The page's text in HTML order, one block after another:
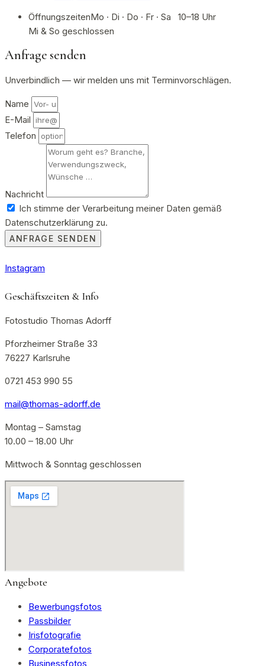
ÖffnungszeitenMo · Di · Do · Fr · Sa 10–18 Uhr
Mi & So geschlossen
Anfrage senden
Unverbindlich — wir melden uns mit Terminvorschlägen.
Name
E-Mail
Telefon
Nachricht
Ich stimme der Verarbeitung meiner Daten gemäß
Datenschutzerklärung zu.
ANFRAGE SENDEN
Instagram
Geschäftszeiten & Info
Fotostudio Thomas Adorff
Pforzheimer Straße 33
76227 Karlsruhe
0721 453 990 55
mail@thomas-adorff.de
Montag – Samstag
10.00 – 18.00 Uhr
Mittwoch & Sonntag geschlossen
Angebote
Bewerbungsfotos
Passbilder
Irisfotografie
Corporatefotos
Businessfotos